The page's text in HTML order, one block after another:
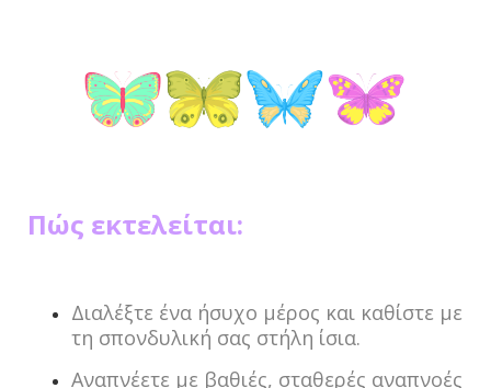
Πώς εκτελείται:
Διαλέξτε ένα ήσυχο μέρος και καθίστε με
τη σπονδυλική σας στήλη ίσια.
Αναπνέετε με βαθιές, σταθερές αναπνοές